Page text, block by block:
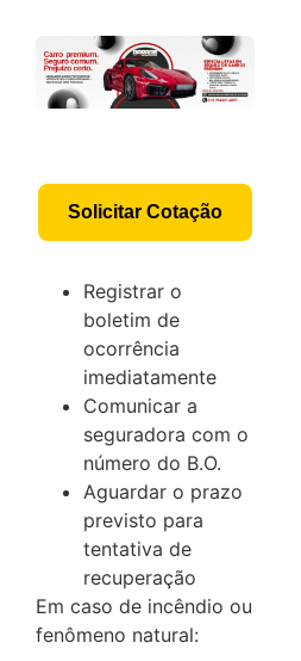
Solicitar Cotação
Registrar o
boletim de
ocorrência
imediatamente
Comunicar a
seguradora com o
número do B.O.
Aguardar o prazo
previsto para
tentativa de
recuperação
Em caso de incêndio ou
fenômeno natural: